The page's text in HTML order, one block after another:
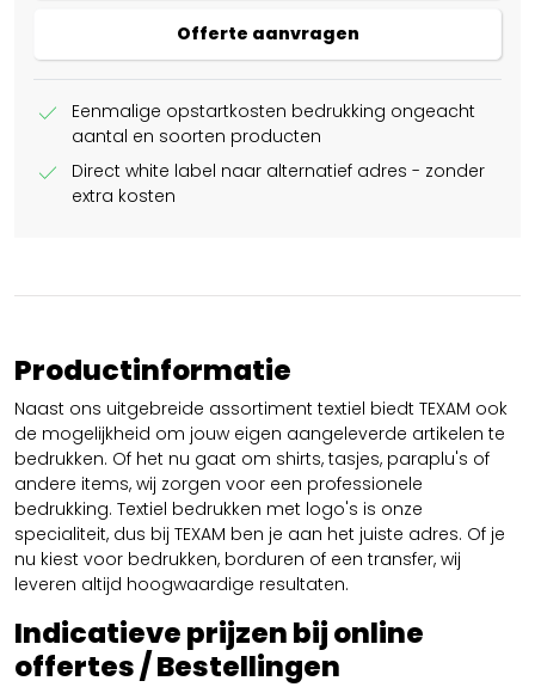
Offerte aanvragen
check
Eenmalige opstartkosten bedrukking ongeacht
aantal en soorten producten
check
Direct white label naar alternatief adres - zonder
extra kosten
Productinformatie
Naast ons uitgebreide assortiment textiel biedt TEXAM ook
de mogelijkheid om jouw eigen aangeleverde artikelen te
bedrukken. Of het nu gaat om shirts, tasjes, paraplu's of
andere items, wij zorgen voor een professionele
bedrukking. Textiel bedrukken met logo's is onze
specialiteit, dus bij TEXAM ben je aan het juiste adres. Of je
nu kiest voor bedrukken, borduren of een transfer, wij
leveren altijd hoogwaardige resultaten.
Indicatieve prijzen bij online
offertes / Bestellingen